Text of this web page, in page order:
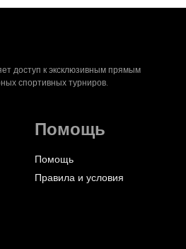
доступ к эксклюзивным прямым
спортивных турниров.
Помощь
Помощь
Правила и условия